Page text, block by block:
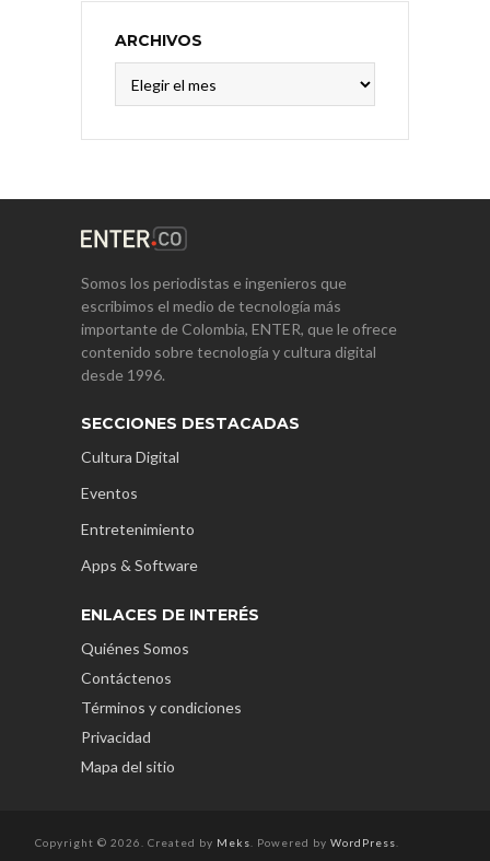
ARCHIVOS
Somos los periodistas e ingenieros que
escribimos el medio de tecnología más
importante de Colombia, ENTER, que le ofrece
contenido sobre tecnología y cultura digital
desde 1996.
SECCIONES DESTACADAS
Cultura Digital
Eventos
Entretenimiento
Apps & Software
ENLACES DE INTERÉS
Quiénes Somos
Contáctenos
Términos y condiciones
Privacidad
Mapa del sitio
Copyright © 2026. Created by Meks . Powered by WordPress